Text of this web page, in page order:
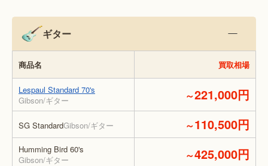
ギター
商品名 買取相場
Lespaul Standard 70's
Gibson/ギター
～221,000円
SG StandardGibson/ギター ～110,500円
Humming Bird 60's
Gibson/ギター
～425,000円